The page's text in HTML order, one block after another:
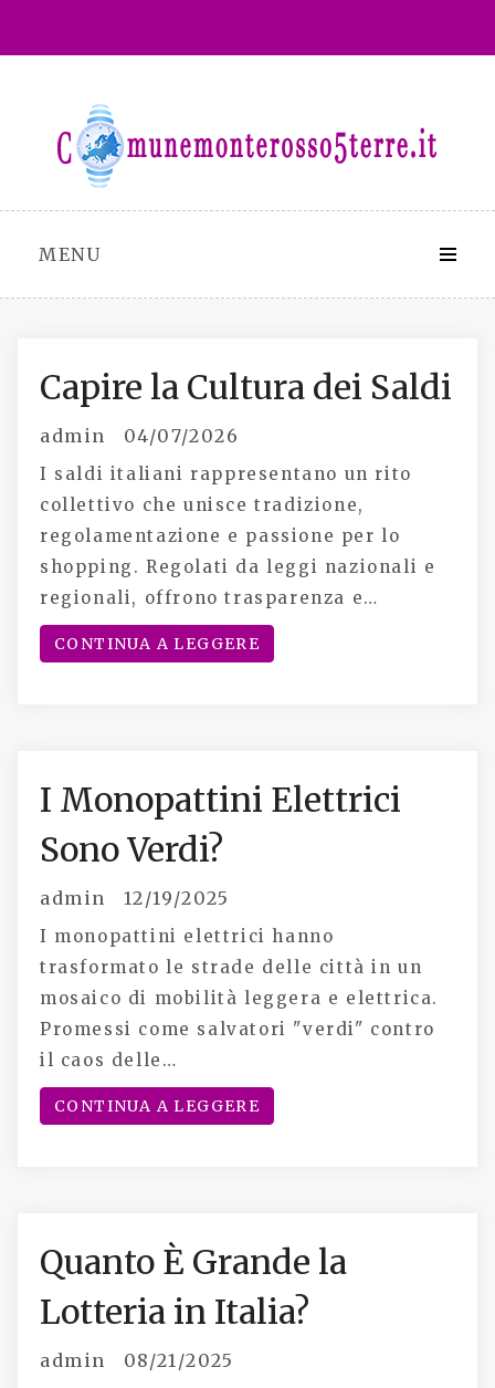
content
MENU
Capire la Cultura dei Saldi
admin 04/07/2026
I saldi italiani rappresentano un rito
collettivo che unisce tradizione,
regolamentazione e passione per lo
shopping. Regolati da leggi nazionali e
regionali, offrono trasparenza e…
CONTINUA A LEGGERE
I Monopattini Elettrici
Sono Verdi?
admin 12/19/2025
I monopattini elettrici hanno
trasformato le strade delle città in un
mosaico di mobilità leggera e elettrica.
Promessi come salvatori "verdi" contro
il caos delle…
CONTINUA A LEGGERE
Quanto È Grande la
Lotteria in Italia?
admin 08/21/2025